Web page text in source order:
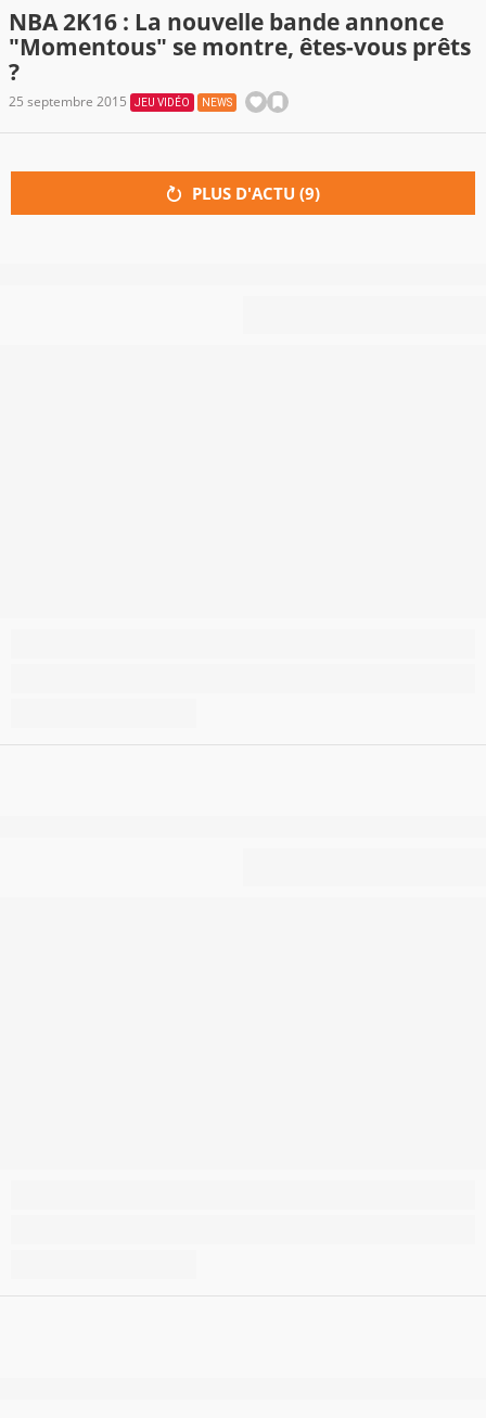
NBA 2K16 : La nouvelle bande annonce
"Momentous" se montre, êtes-vous prêts
?
25 septembre 2015 JEU VIDÉO NEWS
PLUS D'ACTU (9)